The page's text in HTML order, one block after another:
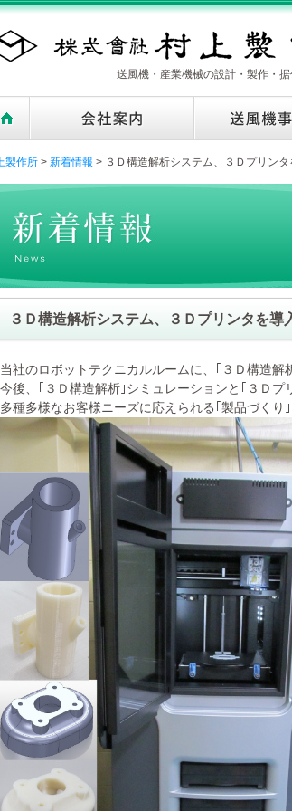
送風機・産業機械の設計・製作・
製作所 > 新着情報 > ３Ｄ構造解析システム、３Ｄプリンタ
３Ｄ構造解析システム、３Ｄプリンタを導
当社のロボットテクニカルルームに、｢３Ｄ構造解
今後、｢３Ｄ構造解析｣シミュレーションと｢３Ｄ
多種多様なお客様ニーズに応えられる｢製品づくり｣